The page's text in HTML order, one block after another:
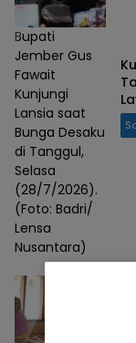
Bupati
Jember Gus
Fawait
Kunjungi
Lansia saat
Bunga Desaku
di Tanggul,
Selasa
(28/7/2026).
(Foto: Badri/
Lensa
Nusantara)